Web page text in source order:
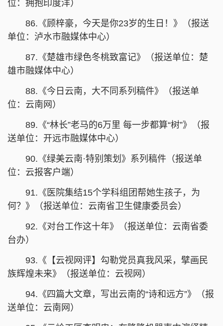
位：拥抱印度洋）
86.《顾梓豪，今天是你23岁的生日！》（报送
单位：泸水市融媒体中心）
87.《楚雄市绿色冬桃致富记》（报送单位：楚
雄市融媒体中心）
88.《今日云南，大不同系列稿件》（报送单
位：云南网）
89.《“林长”老马的6万里 每一步都算“树”》（报
送单位：开远市融媒体中心）
90.《绿美云南·特别策划》系列稿件（报送单
位：云报客户端）
91.《医院集结15个学科组团帮她生孩子，为
何？》（报送单位：云南省卫生健康委员会）
92.《对台工作这十年》（报送单位：云南省委
台办）
93.《【云视网评】勾勒党员真我风采，擘画民
族辉煌未来》（报送单位：云视网）
94.《四篇大文章，写出云南的“诗和远方”》（报
送单位：云南网）